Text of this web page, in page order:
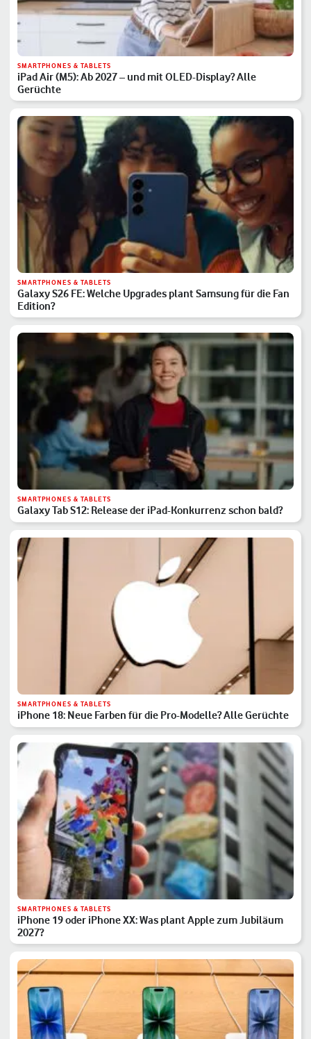
SMARTPHONES & TABLETS
iPad Air (M5): Ab 2027 – und mit OLED-Display? Alle
Gerüchte
SMARTPHONES & TABLETS
Galaxy S26 FE: Welche Upgrades plant Samsung für die Fan
Edition?
SMARTPHONES & TABLETS
Galaxy Tab S12: Release der iPad-Konkurrenz schon bald?
SMARTPHONES & TABLETS
iPhone 18: Neue Farben für die Pro-Modelle? Alle Gerüchte
SMARTPHONES & TABLETS
iPhone 19 oder iPhone XX: Was plant Apple zum Jubiläum
2027?